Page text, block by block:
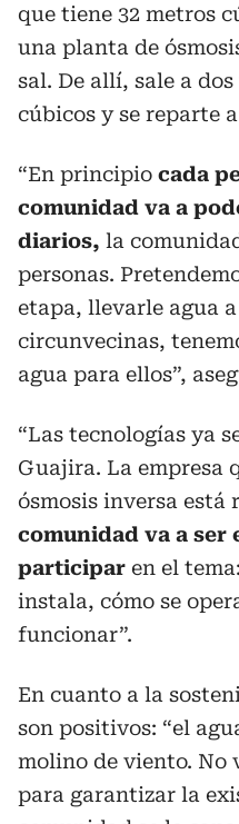
que tiene 32 metros
una planta de
sal. De allí, sale a
cúbicos y se reparte
“En principio cada
comunidad va a
diarios, la
personas.
etapa, llevarle agua
circunvecinas,
agua para ellos”,
“Las tecnologías ya
Guajira. La empresa
ósmosis inversa está
comunidad va a ser
participar en el
instala, cómo se
funcionar”.
En cuanto a la
son positivos: “el
molino de viento. No
para garantizar la